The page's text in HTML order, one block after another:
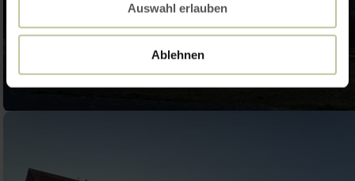
Auswahl erlauben
Ablehnen